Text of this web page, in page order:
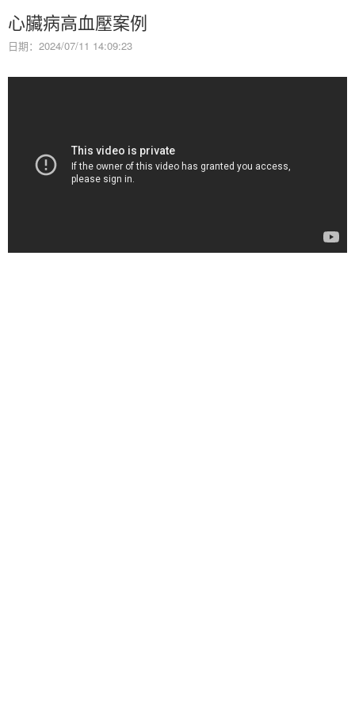
心臟病高血壓案例
日期：2024/07/11 14:09:23